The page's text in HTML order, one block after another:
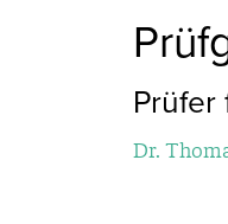
Prüfer
Dr.